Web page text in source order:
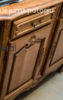
jums patogiu